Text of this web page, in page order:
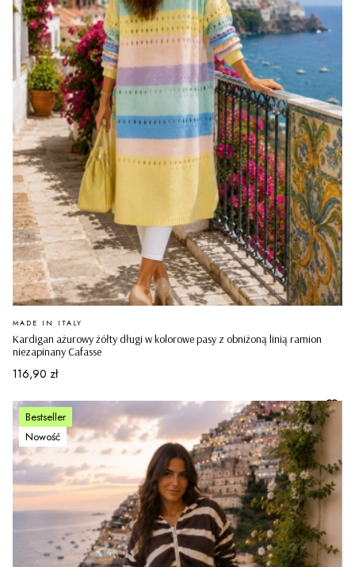
Kardigan ażurowy żółty długi w kolorowe pasy z obniżoną linią ramion
niezapinany Cafasse
PRODUCENT
MADE IN ITALY
Cena
116,90 zł
Bestseller
Nowość